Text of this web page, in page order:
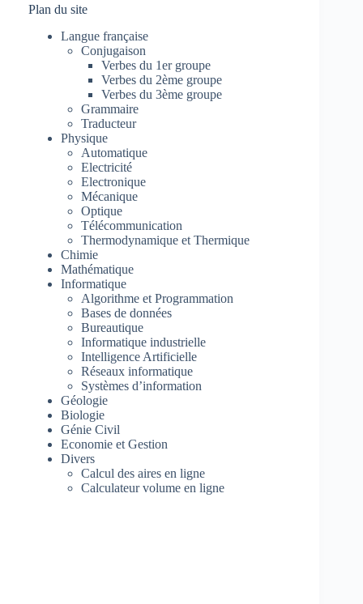
Plan du site
Langue française
Conjugaison
Verbes du 1er groupe
Verbes du 2ème groupe
Verbes du 3ème groupe
Grammaire
Traducteur
Physique
Automatique
Electricité
Electronique
Mécanique
Optique
Télécommunication
Thermodynamique et Thermique
Chimie
Mathématique
Informatique
Algorithme et Programmation
Bases de données
Bureautique
Informatique industrielle
Intelligence Artificielle
Réseaux informatique
Systèmes d’information
Géologie
Biologie
Génie Civil
Economie et Gestion
Divers
Calcul des aires en ligne
Calculateur volume en ligne